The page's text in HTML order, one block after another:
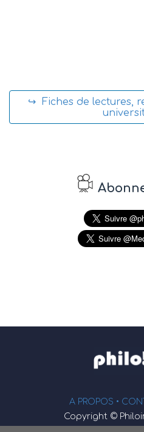
↪ Fiches de lectures,
A PROPOS •
Copyright ©